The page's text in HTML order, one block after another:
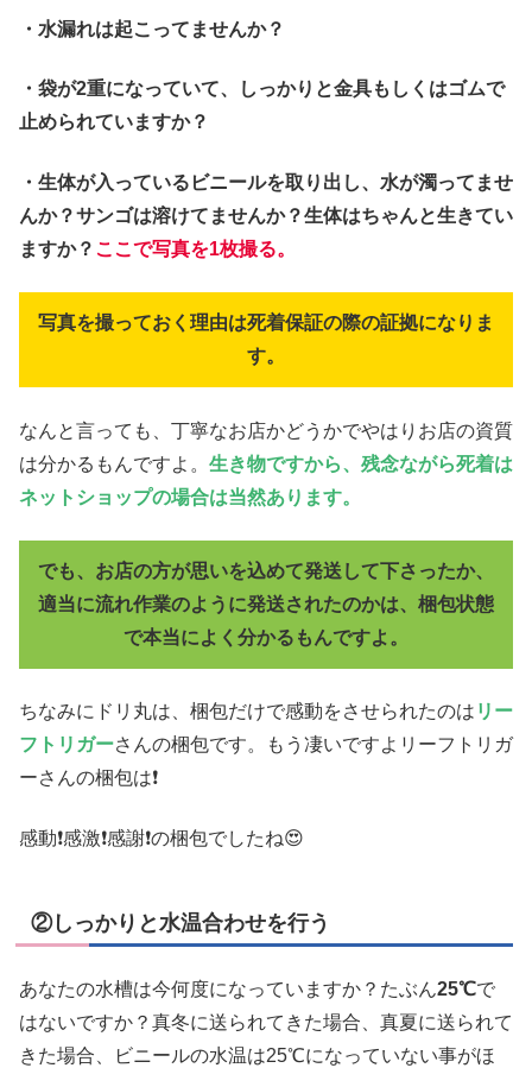
・水漏れは起こってませんか？
・袋が2重になっていて、しっかりと金具もしくはゴムで
止められていますか？
・生体が入っているビニールを取り出し、水が濁ってませ
んか？サンゴは溶けてませんか？生体はちゃんと生きてい
ますか？ ここで写真を1枚撮る。
写真を撮っておく理由は死着保証の際の証拠になりま
す。
なんと言っても、丁寧なお店かどうかでやはりお店の資質
は分かるもんですよ。 生き物ですから、残念ながら死着は
ネットショップの場合は当然あります。
でも、お店の方が思いを込めて発送して下さったか、
適当に流れ作業のように発送されたのかは、梱包状態
で本当によく分かるもんですよ。
ちなみにドリ丸は、梱包だけで感動をさせられたのは リー
フトリガーさんの梱包です。もう凄いですよリーフトリガ
ーさんの梱包は❗
感動❗感激❗感謝❗の梱包でしたね😍
②しっかりと水温合わせを行う
あなたの水槽は今何度になっていますか？たぶん25℃で
はないですか？真冬に送られてきた場合、真夏に送られて
きた場合、ビニールの水温は25℃になっていない事がほ